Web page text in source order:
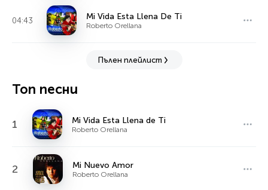
04:43 Mi Vida Esta Llena De Ti
Roberto Orellana
Пълен плейлист
Топ песни
1 Mi Vida Esta Llena de Ti
Roberto Orellana
2 Mi Nuevo Amor
Roberto Orellana